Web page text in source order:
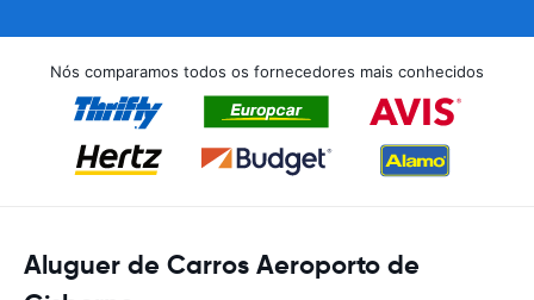
Nós comparamos todos os fornecedores mais conhecidos
Aluguer de Carros Aeroporto de